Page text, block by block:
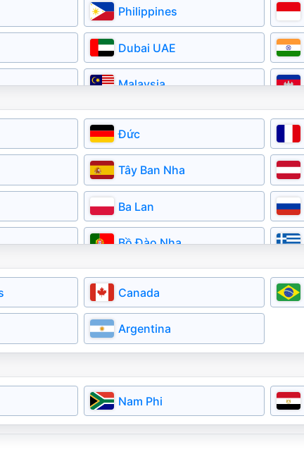
Philippines
Dubai UAE
Malaysia
Myanmar
Đức
Tây Ban Nha
Ba Lan
Bồ Đào Nha
Đan Mạch
Latvia
Slovakia
Bulgaria
Canada
Argentina
Nam Phi